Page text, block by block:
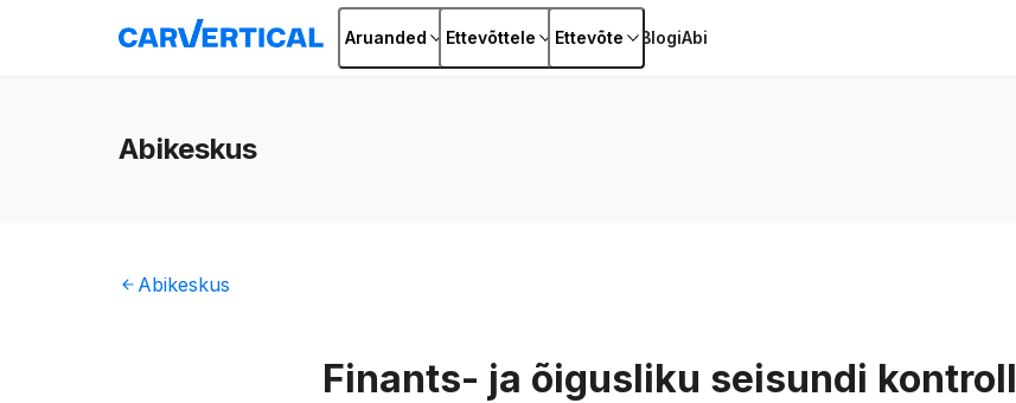
Aruanded Ettevõttele Ettevõte BlogiAbi
Abikeskus
Abikeskus
Finants- ja õigusliku seisundi kontroll